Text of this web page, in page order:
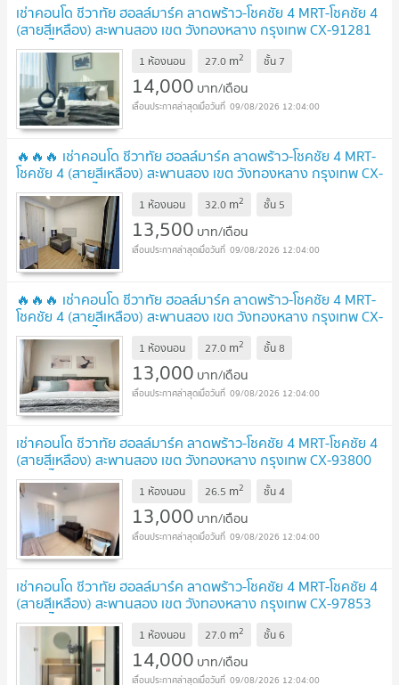
เช่าคอนโด ชีวาทัย ฮอลล์มาร์ค ลาดพร้าว-โชคชัย 4 MRT-โชคชัย 4
(สายสีเหลือง) สะพานสอง เขต วังทองหลาง กรุงเทพ CX-91281
✅ ทักไลน์ @connexproperty ตอบทันที ทีมงานมืออาชีพ
✅ UPDATE ! 1 ห้องนอน 27.0 m2 ชั้น 7
14,000 บาท/เดือน
09/08/2026 12:04:00
🔥🔥🔥 เช่าคอนโด ชีวาทัย ฮอลล์มาร์ค ลาดพร้าว-โชคชัย 4 MRT-
โชคชัย 4 (สายสีเหลือง) สะพานสอง เขต วังทองหลาง กรุงเทพ CX-
94383 ✅ ทักไลน์ @connexproperty ตอบทันที ทีมงานมืออาชีพ
✅ 🔥🔥🔥 UPDATE ! 1 ห้องนอน 32.0 m2 ชั้น 5
13,500 บาท/เดือน
09/08/2026 12:04:00
🔥🔥🔥 เช่าคอนโด ชีวาทัย ฮอลล์มาร์ค ลาดพร้าว-โชคชัย 4 MRT-
โชคชัย 4 (สายสีเหลือง) สะพานสอง เขต วังทองหลาง กรุงเทพ CX-
93725 ✅ ทักไลน์ @connexproperty ตอบทันที ทีมงานมืออาชีพ
✅ 🔥🔥🔥 1 ห้องนอน 27.0 m2 ชั้น8
13,000 บาท/เดือน
09/08/2026 12:04:00
เช่าคอนโด ชีวาทัย ฮอลล์มาร์ค ลาดพร้าว-โชคชัย 4 MRT-โชคชัย 4
(สายสีเหลือง) สะพานสอง เขต วังทองหลาง กรุงเทพ CX-93800
✅ ทักไลน์ @connexproperty ตอบทันที ทีมงานมืออาชีพ
✅ UPDATE ! 1 ห้องนอน 26.5 m2 ชั้น4
13,000 บาท/เดือน
09/08/2026 12:04:00
เช่าคอนโด ชีวาทัย ฮอลล์มาร์ค ลาดพร้าว-โชคชัย 4 MRT-โชคชัย 4
(สายสีเหลือง) สะพานสอง เขต วังทองหลาง กรุงเทพ CX-97853
✅ ทักไลน์ @connexproperty ตอบทันที ทีมงานมืออาชีพ
UPDATE ! 1 ห้องนอน 27.0 m2 ชั้น6
14,000 บาท/เดือน
09/08/2026 12:04:00